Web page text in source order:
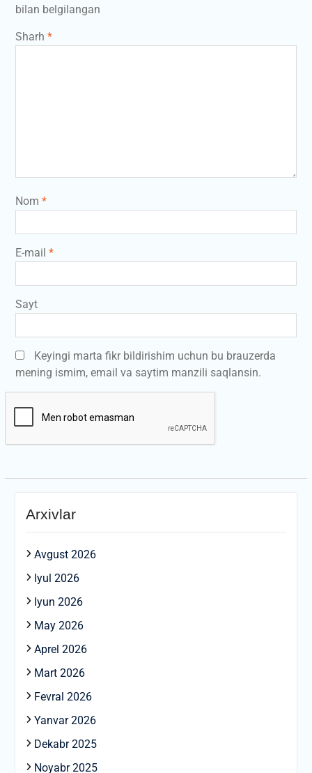
bilan belgilangan
Sharh *
Nom *
E-mail *
Sayt
Keyingi marta fikr bildirishim uchun bu brauzerda
mening ismim, email va saytim manzili saqlansin.
Arxivlar
Avgust 2026
Iyul 2026
Iyun 2026
May 2026
Aprel 2026
Mart 2026
Fevral 2026
Yanvar 2026
Dekabr 2025
Noyabr 2025